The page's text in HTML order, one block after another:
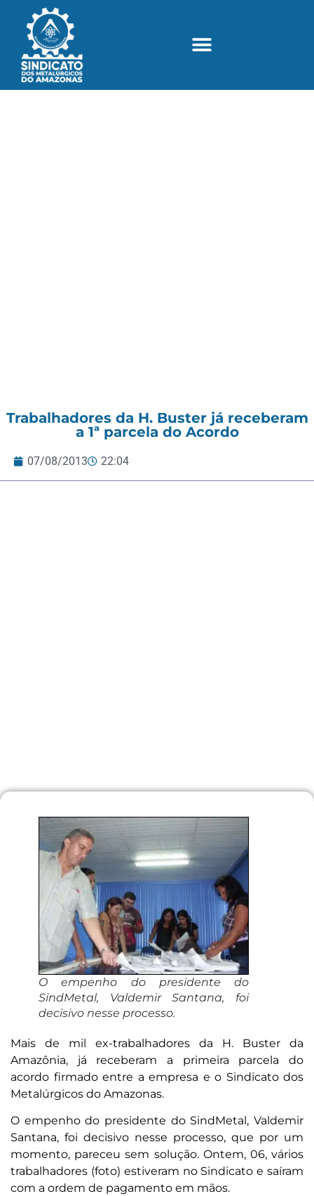
Trabalhadores da H. Buster já receberam
a 1ª parcela do Acordo
07/08/2013 22:04
O empenho do presidente do
SindMetal, Valdemir Santana, foi
decisivo nesse processo.
Mais de mil ex-trabalhadores da H. Buster da
Amazônia, já receberam a primeira parcela do
acordo firmado entre a empresa e o Sindicato dos
Metalúrgicos do Amazonas.
O empenho do presidente do SindMetal, Valdemir
Santana, foi decisivo nesse processo, que por um
momento, pareceu sem solução. Ontem, 06, vários
trabalhadores (foto) estiveram no Sindicato e saíram
com a ordem de pagamento em mãos.